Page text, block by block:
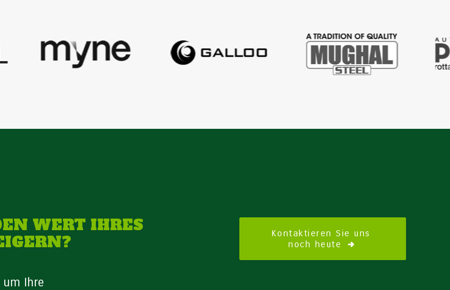
WERT IHRES
um Ihre
Kontaktieren Sie uns
noch heute